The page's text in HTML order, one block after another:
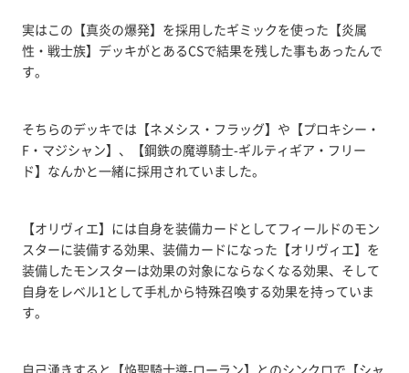
実はこの【真炎の爆発】を採用したギミックを使った【炎属
性・戦士族】デッキがとあるCSで結果を残した事もあったんで
す。
そちらのデッキでは【ネメシス・フラッグ】や【プロキシー・
F・マジシャン】、【鋼鉄の魔導騎士-ギルティギア・フリー
ド】なんかと一緒に採用されていました。
【オリヴィエ】には自身を装備カードとしてフィールドのモン
スターに装備する効果、装備カードになった【オリヴィエ】を
装備したモンスターは効果の対象にならなくなる効果、そして
自身をレベル1として手札から特殊召喚する効果を持っていま
す。